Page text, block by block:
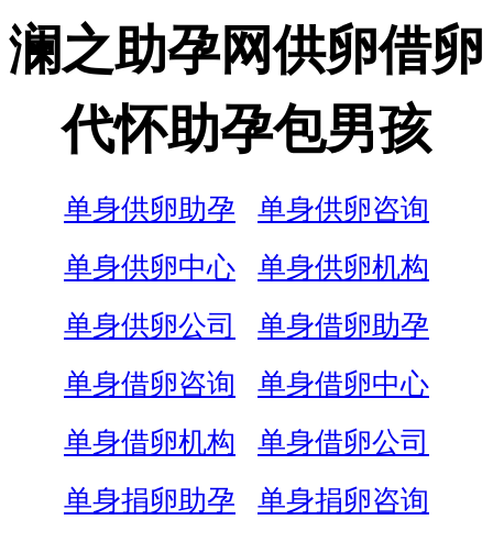
澜之助孕网供卵借卵
代怀助孕包男孩
单身供卵助孕
单身供卵咨询
单身供卵中心
单身供卵机构
单身供卵公司
单身借卵助孕
单身借卵咨询
单身借卵中心
单身借卵机构
单身借卵公司
单身捐卵助孕
单身捐卵咨询